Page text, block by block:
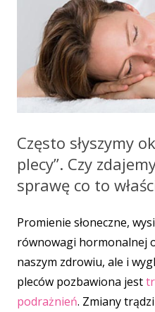
Często słyszymy
plecy”. Czy
sprawę co to
Promienie słoneczne,
równowagi hormonalnej
naszym zdrowiu, ale i
pleców pozbawiona jest
podrażnień. Zmiany